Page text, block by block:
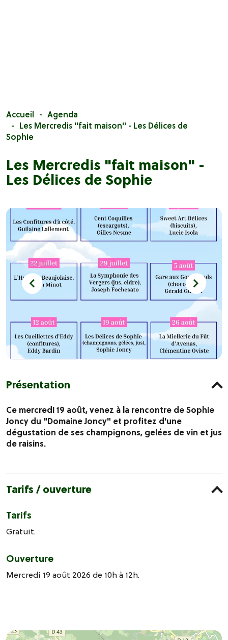
Accueil
Agenda
Les Mercredis "fait maison" - Les Délices de
Sophie
Les Mercredis "fait maison" -
Les Délices de Sophie
Présentation
Ce mercredi 19 août, venez à la rencontre de Sophie
Joncy du "Domaine Joncy" et profitez d'une
dégustation de ses champignons, gelées de vin et jus
de raisins.
Tarifs / ouverture
Tarifs
Gratuit.
Ouverture
Mercredi 19 août 2026 de 10h à 12h.